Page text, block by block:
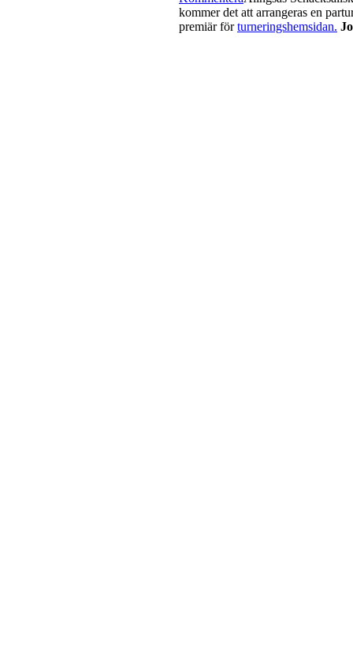
kommer det att arrangeras en
premiär förturneringshemsidan.